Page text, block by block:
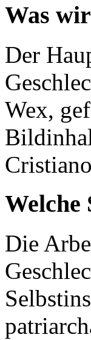
Was
Der
Wex,
Welche
Die